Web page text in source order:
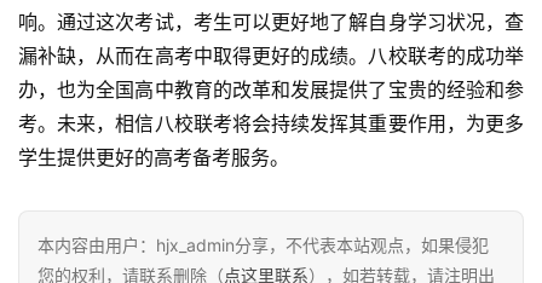
响。通过这次考试，考生可以更好地了解自身学习状况，查
漏补缺，从而在高考中取得更好的成绩。八校联考的成功举
办，也为全国高中教育的改革和发展提供了宝贵的经验和参
考。未来，相信八校联考将会持续发挥其重要作用，为更多
学生提供更好的高考备考服务。
本内容由用户：hjx_admin分享，不代表本站观点，如果侵犯
您的权利，请联系删除（点这里联系），如若转载，请注明出